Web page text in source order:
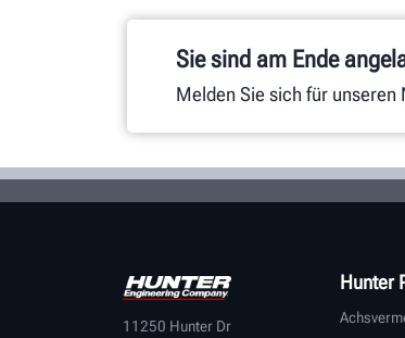
Sie sind am Ende
Melden Sie sich für
11250 Hunter Dr
Hunter